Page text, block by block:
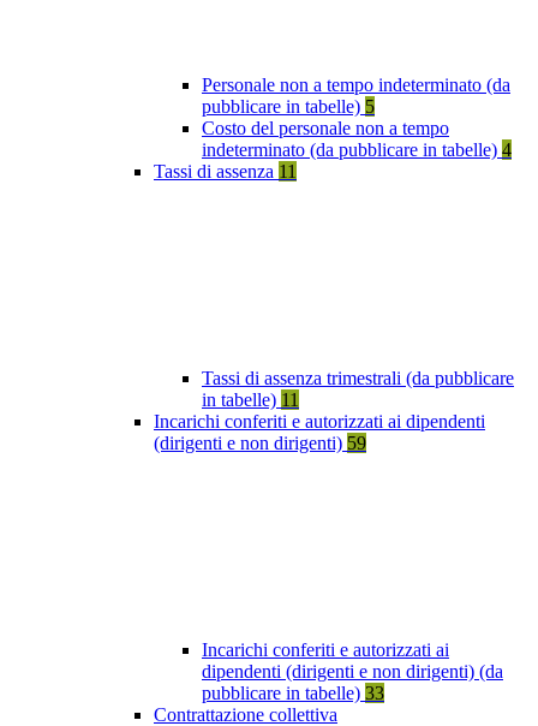
Personale non a tempo indeterminato (da
pubblicare in tabelle) 5
Costo del personale non a tempo
indeterminato (da pubblicare in tabelle) 4
Tassi di assenza 11
Tassi di assenza trimestrali (da pubblicare
in tabelle) 11
Incarichi conferiti e autorizzati ai dipendenti
(dirigenti e non dirigenti) 59
Incarichi conferiti e autorizzati ai
dipendenti (dirigenti e non dirigenti) (da
pubblicare in tabelle) 33
Contrattazione collettiva